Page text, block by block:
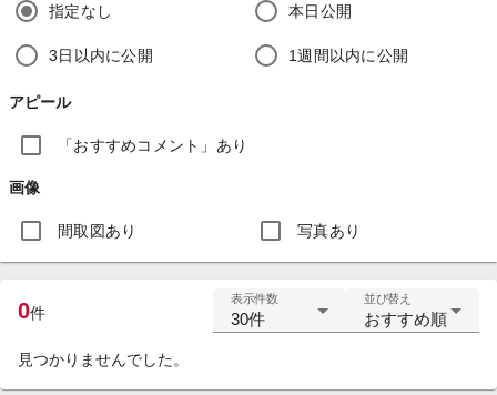
指定なし 本日公開
3日以内に公開 1週間以内に公開
アピール
「おすすめコメント」あり
画像
間取図あり 写真あり
0件
表示件数
30件
並び替え
おすすめ順
見つかりませんでした。